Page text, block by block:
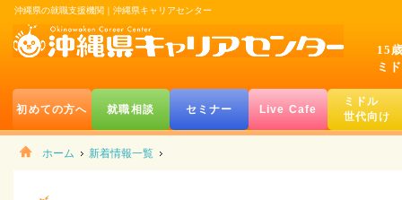
沖縄県の就職支援機関｜沖縄県キャリアセンター
15
ミ
初めての方へ 就職相談 セミナー Live Cafe
ミドル
世代向け
ホーム 新着情報一覧